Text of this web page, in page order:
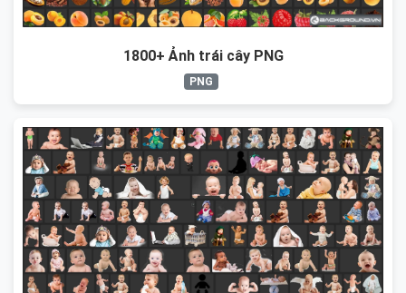
1800+ Ảnh trái cây PNG
PNG